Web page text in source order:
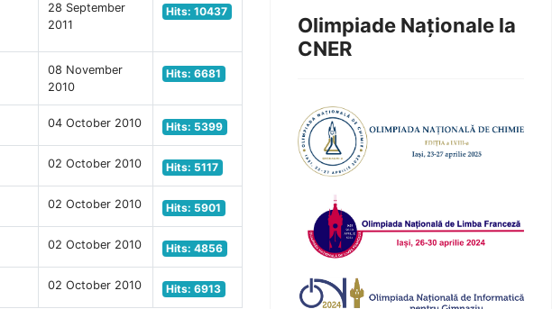
28 September
2011
Hits: 10437
08 November
2010
Hits: 6681
04 October 2010 Hits: 5399
02 October 2010 Hits: 5117
02 October 2010 Hits: 5901
02 October 2010 Hits: 4856
02 October 2010 Hits: 6913
Olimpiade Naționale la
CNER